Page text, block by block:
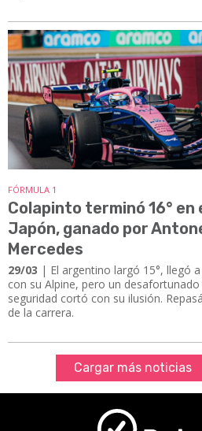
FÓRMULA 1
Colapinto terminó 16° en
Japón, ganado por
Mercedes
29/03 | El argentino largó 15°, llegó
con su Alpine, pero un
seguridad cortó con su ilusión.
de la carrera.
Cargar más noticias